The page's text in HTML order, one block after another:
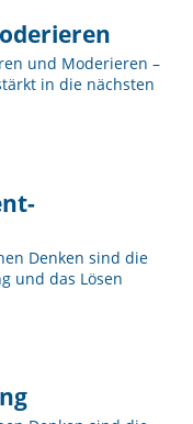
und Moderieren –
in die nächsten
Denken sind die
und das Lösen